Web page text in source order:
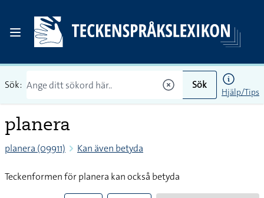
Sök: Sök
Hjälp/Tips
planera
planera (09911) Kan även betyda
Teckenformen för planera kan också betyda